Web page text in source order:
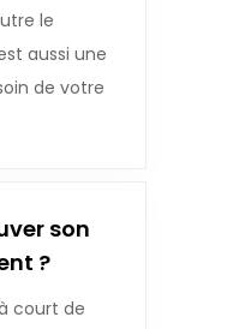
le
aussi une
de votre
son
?
court de